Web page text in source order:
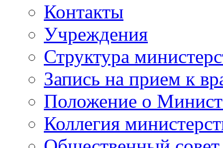
Контакты
Учреждения
Структура
Запись на прием к
Положение о
Коллегия